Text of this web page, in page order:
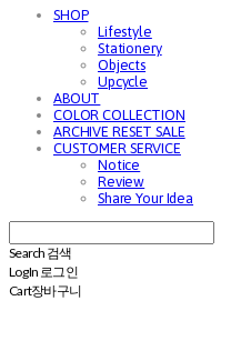
SHOP
Lifestyle
Stationery
Objects
Upcycle
ABOUT
COLOR COLLECTION
ARCHIVE RESET SALE
CUSTOMER SERVICE
Notice
Review
Share Your Idea
Search 검색
Log In 로그인
Cart장바구니